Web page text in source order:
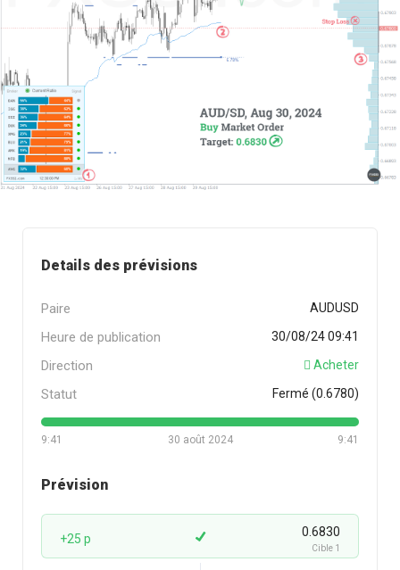
Details des prévisions
Paire AUDUSD
Heure de publication 30/08/24 09:41
Direction Acheter
Statut Fermé (0.6780)
9:41 9:41
30 août 2024
Prévision
+25 p 0.6830
Cible 1